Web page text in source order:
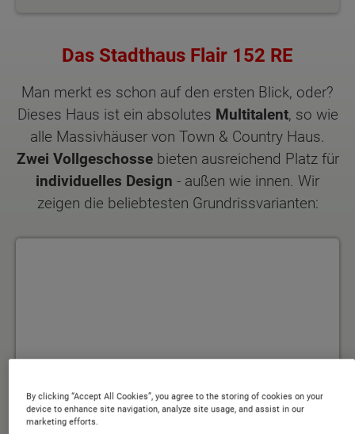
Das Stadthaus Flair 152 RE
Man merkt es schon auf den ersten Blick, oder?
Dieses Haus ist ein absolutes Multitalent, so wie
alle Massivhäuser von Town & Country Haus.
Zwei Vollgeschossebieten ausreichend Platz für
individuelles Design - außen wie innen. Wir
zeigen die beliebtesten Grundrissvarianten:
By clicking “Accept All Cookies”, you agree to the storing of cookies on your
device to enhance site navigation, analyze site usage, and assist in our
marketing efforts.